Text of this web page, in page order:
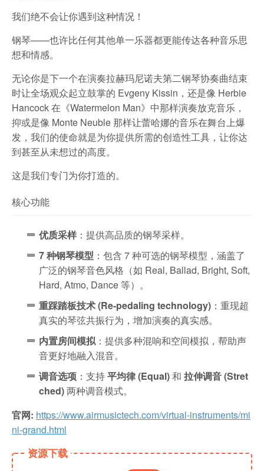
我们绝不会让你遇到这种情况！
钢琴——也许比任何其他单一乐器都更能传达各种音乐思
想和情感。
无论你是下一个在演奏拉赫玛尼诺夫第二钢琴协奏曲结束
时让全场观众起立鼓掌的 Evgeny Kissin，还是像 Herbie
Hancock 在《Watermelon Man》中那样演奏放克音乐，
抑或是像 Monte Neuble 那样让蕾哈娜的音乐在舞台上爆
发，我们的使命就是为你提供所需的创造性工具，让你达
到甚至从未想过的高度。
这是我们专门为你打造的。
核心功能
优质采样 ：提供高品质的钢琴采样。
7 种钢琴模型 ：包含 7 种可选的钢琴模型，涵盖了
广泛的钢琴音色风格（如 Real, Ballad, Bright, Soft,
Hard, Atmo, Dance 等）。
重踩踏板技术 (Re-pedaling technology) ：重现超
真实的琴弦共振行为，增加演奏的真实感。
内置房间模拟：提供多种混响和空间模拟，帮助声
音更好地融入混音。
调音选项 ：支持平均律 (Equal)和 拉伸调音 (Stret
ched)两种调音模式。
官网: https://www.airmusictech.com/virtual-instruments/mi
ni-grand.html
资源下载